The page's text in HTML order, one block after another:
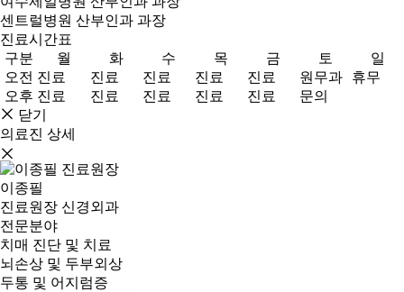
센트럴병원 산부인과 과장
진료시간표
구분
월 화 수 목 금 토
일
오전 진료 진료 진료 진료 진료
원무과
문의
휴무
오후 진료 진료 진료 진료
진료
닫기
의료진 상세
이종필
진료원장 신경외과
전문분야
치매 진단 및 치료
뇌손상 및 두부외상
두통 및 어지럼증